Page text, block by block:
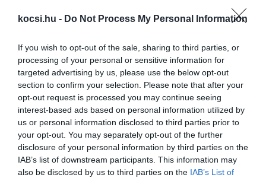
kocsi.hu - Do Not Process My Personal Information
If you wish to opt-out of the sale, sharing to third parties, or
processing of your personal or sensitive information for
targeted advertising by us, please use the below opt-out
section to confirm your selection. Please note that after your
opt-out request is processed you may continue seeing
interest-based ads based on personal information utilized by
us or personal information disclosed to third parties prior to
your opt-out. You may separately opt-out of the further
disclosure of your personal information by third parties on the
IAB’s list of downstream participants. This information may
also be disclosed by us to third parties on the IAB’s List of
a Nissan…
Olcsó crossovert tervez a Renault-Nissan
csoport